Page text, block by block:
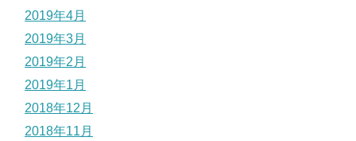
2019年4月
2019年3月
2019年2月
2019年1月
2018年12月
2018年11月